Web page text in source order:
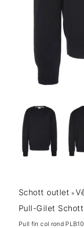
Schott outlet »
Pull-Gilet
Pull fin col rond